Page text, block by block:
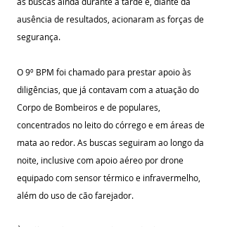
ausência de resultados, acionaram as forças de
segurança.
O 9º BPM foi chamado para prestar apoio às
diligências, que já contavam com a atuação do
Corpo de Bombeiros e de populares,
concentrados no leito do córrego e em áreas de
mata ao redor. As buscas seguiram ao longo da
noite, inclusive com apoio aéreo por drone
equipado com sensor térmico e infravermelho,
além do uso de cão farejador.